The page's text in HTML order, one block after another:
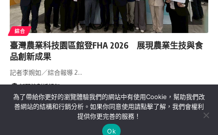
綜合
臺灣農業科技園區館登FHA 2026 展現農業生技與食
品創新成果
記者李婉如／綜合報導 2…
關於我們 隱私權政策 聯絡我們
為了帶給你更好的瀏覽體驗我們的網站中有使用Cookie，幫助我們改
善網站的結構和行銷分析。如果你同意使用請點擊了解，我們會權利
提供你更完善的服務！
Ok